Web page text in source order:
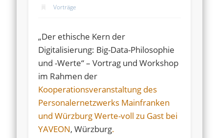
Vorträge
„Der ethische Kern der
Digitalisierung: Big-Data-Philosophie
und -Werte“ – Vortrag und Workshop
im Rahmen der
Kooperationsveranstaltung des
Personalernetzwerks Mainfranken
und Würzburg Werte-voll zu Gast bei
YAVEON, Würzburg.